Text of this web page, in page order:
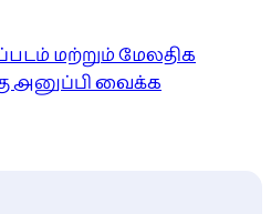
மற்றும் மேலதிக
அனுப்பி வைக்க